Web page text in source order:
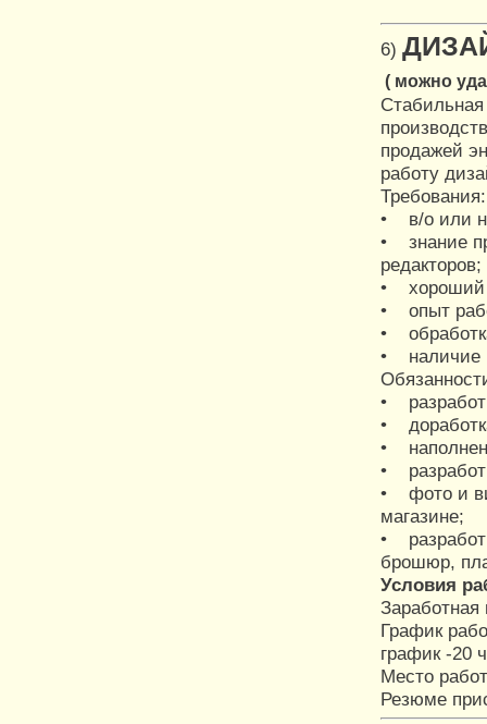
6)
( можно
продажей
работу
Требования:
• в/о или
• знание
редакторов;
• хороший
• опыт
•
• наличие
•
•
•
•
• фото и
магазине;
•
брошюр,
Условия
Заработная
График
график -20
Место
Резюме